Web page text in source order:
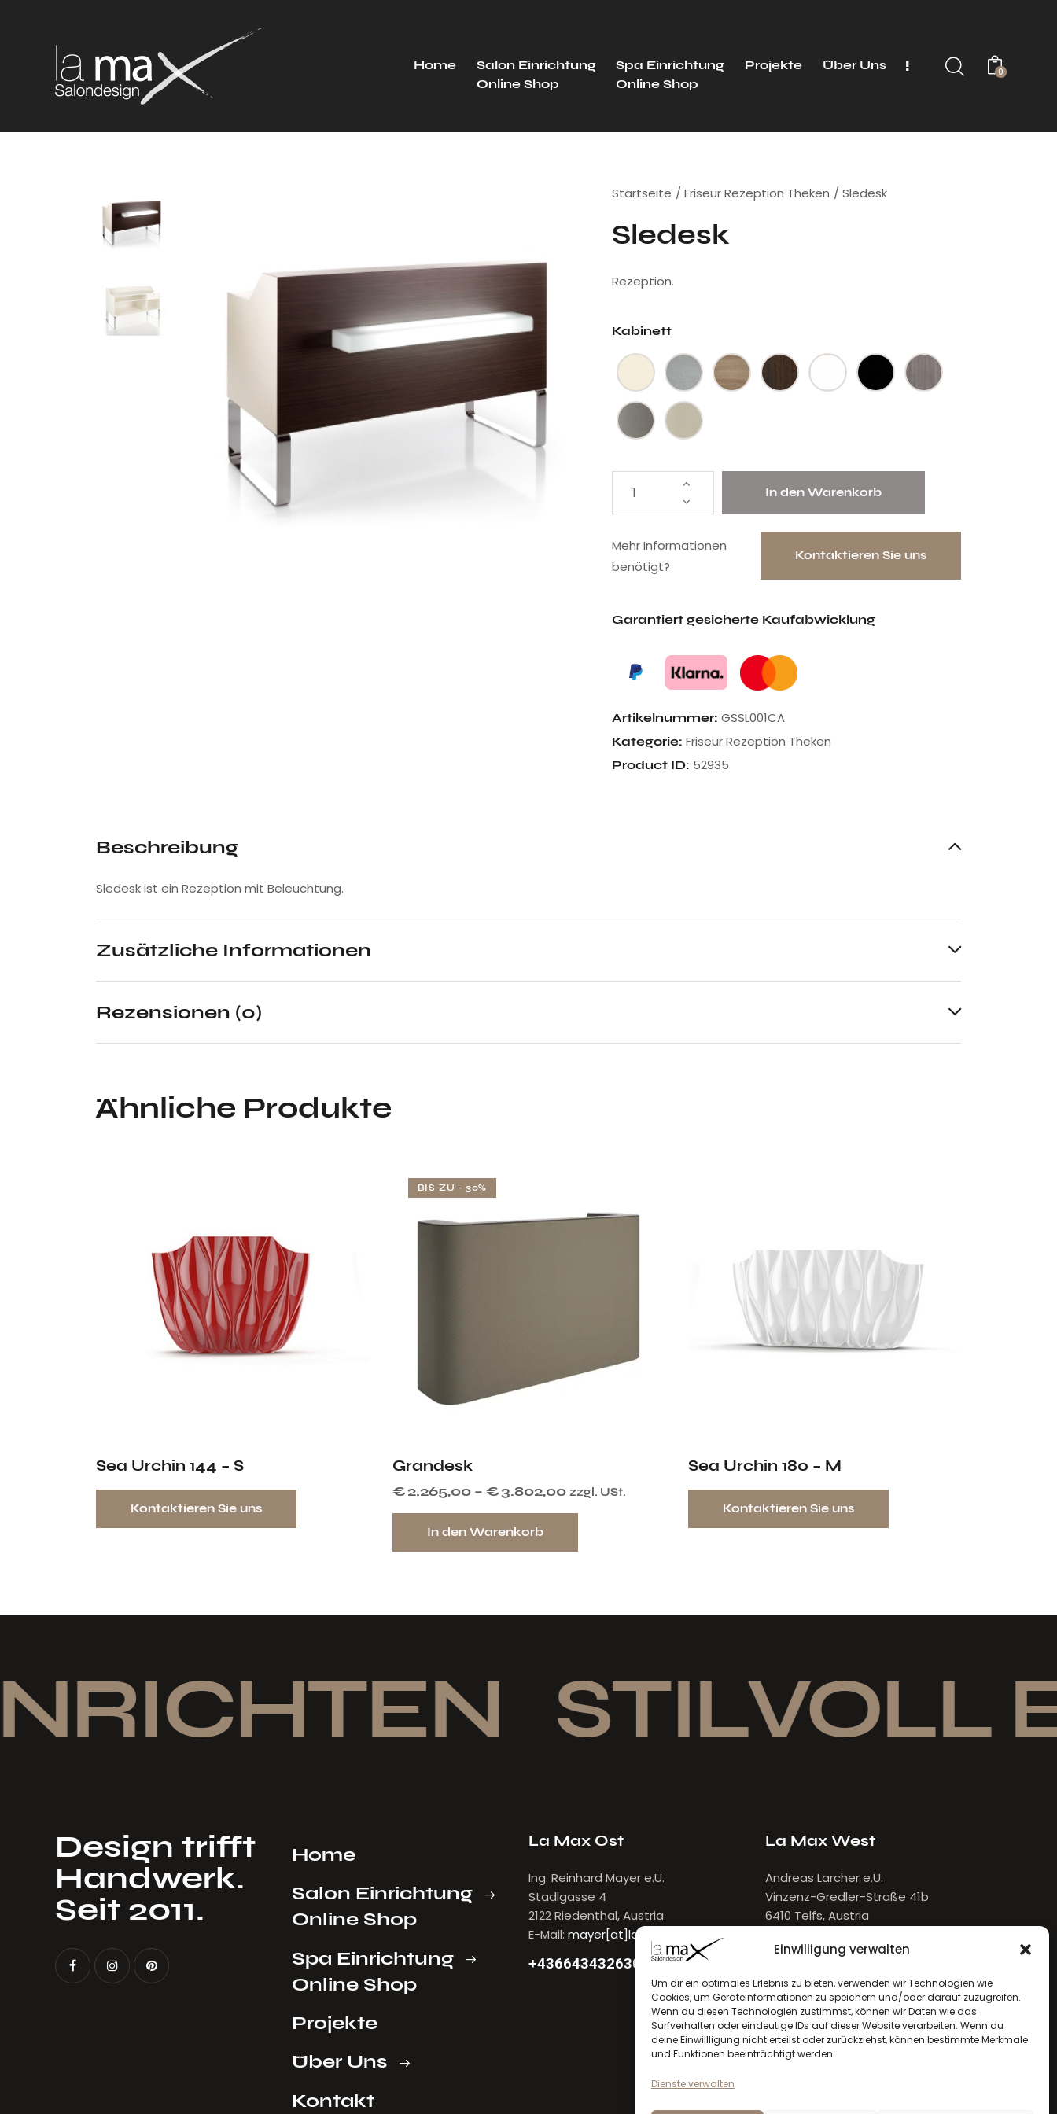
Einwilligung verwalten
Um dir ein optimales Erlebnis zu bieten, verwenden wir Technologien wie
Cookies, um Geräteinformationen zu speichern und/oder darauf zuzugreifen.
Wenn du diesen Technologien zustimmst, können wir Daten wie das
Surfverhalten oder eindeutige IDs auf dieser Website verarbeiten. Wenn du
deine Einwillligung nicht erteilst oder zurückziehst, können bestimmte Merkmale
und Funktionen beeinträchtigt werden.
Dienste verwalten
Home
Salon Einrichtung
Online Shop
Spa Einrichtung
Online Shop
Projekte Über Uns 0
Startseite Friseur Rezeption Theken Sledesk
Sledesk
Rezeption.
Kabinett
In den Warenkorb
Mehr Informationen
benötigt?
Kontaktieren Sie uns
Garantiert gesicherte Kaufabwicklung
Artikelnummer: GSSL001CA
Kategorie: Friseur Rezeption Theken
Product ID: 52935
Beschreibung
Sledesk ist ein Rezeption mit Beleuchtung.
Zusätzliche Informationen
Rezensionen (0)
Ähnliche Produkte
Sea Urchin 144 – S
Kontaktieren Sie uns
BIS ZU - 30%
Grandesk
€2.265,00 – €3.802,00 zzgl. USt.
In den Warenkorb
Sea Urchin 180 – M
Kontaktieren Sie uns
STILVOLL
Design trifft
Handwerk.
Seit 2011.
Home
Salon Einrichtung
Online Shop
Spa Einrichtung
Online Shop
Projekte
Über Uns
Kontakt
La Max Ost
Ing. Reinhard Mayer e.U.
Stadlgasse 4
2122 Riedenthal, Austria
E-Mail: mayer[at]lamax.at
+436643432630
La Max West
Andreas Larcher e.U.
Vinzenz-Gredler-Straße 41b
6410 Telfs, Austria